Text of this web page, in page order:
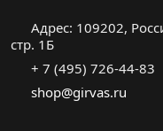
Адрес: 109202,
стр. 1Б
+ 7 (495) 726-44-83
shop@girvas.ru